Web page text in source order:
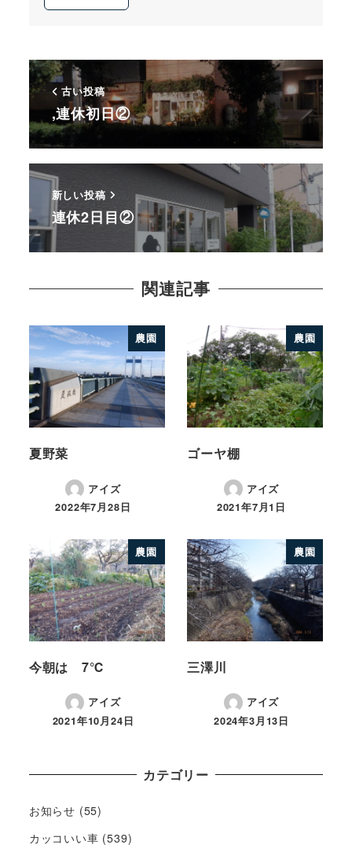
古い投稿
,連休初日②
新しい投稿
連休2日目②
関連記事
農園
夏野菜
アイズ
2022年7月28日
農園
ゴーヤ棚
アイズ
2021年7月1日
農園
今朝は 7℃
アイズ
2021年10月24日
農園
三澤川
アイズ
2024年3月13日
カテゴリー
お知らせ (55)
カッコいい車 (539)